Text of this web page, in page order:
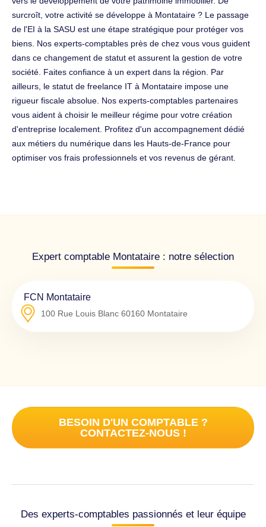
surcroît, votre activité se développe à Montataire ? Le passage
de l'EI à la SASU est une étape stratégique pour protéger vos
biens. Nos experts-comptables près de chez vous vous guident
dans ce changement de statut et assurent la gestion de votre
société. Faites confiance à un expert dans la région. Par
ailleurs, le statut de freelance IT à Montataire impose une
rigueur fiscale absolue. Nos experts-comptables partenaires
vous aident à choisir le meilleur régime pour votre création
d'entreprise localement. Profitez d'un accompagnement dédié
aux métiers du numérique dans les Hauts-de-France pour
optimiser vos frais professionnels et vos revenus de gérant.
Expert comptable Montataire : notre sélection
FCN Montataire
100 Rue Louis Blanc 60160 Montataire
BESOIN D'UN COMPTABLE ?
CONTACTEZ-NOUS !
Des experts-comptables passionnés et leur équipe